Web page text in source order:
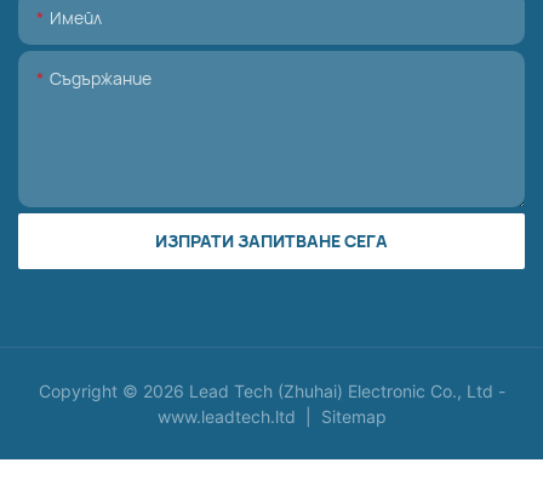
Имейл
Съдържание
ИЗПРАТИ ЗАПИТВАНЕ СЕГА
Copyright © 2026 Lead Tech (Zhuhai) Electronic Co., Ltd -
www.leadtech.ltd
Sitemap